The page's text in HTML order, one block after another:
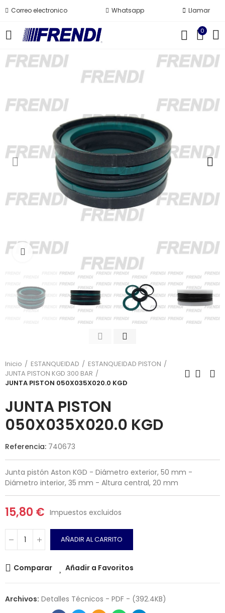
Correo electronico Whatsapp Llamar
0
Click para agrandar
Inicio ESTANQUEIDAD
ESTANQUEIDAD PISTON
JUNTA PISTON KGD 300 BAR
JUNTA PISTON 050X035X020.0 KGD
JUNTA PISTON
050X035X020.0 KGD
Referencia: 740673
Junta pistón Aston KGD - Diámetro exterior, 50 mm -
Diámetro interior, 35 mm - Altura central, 20 mm
15,80 € Impuestos excluidos
AÑADIR AL CARRITO
Comparar Añadir a Favoritos
Archivos: Detalles Técnicos - PDF - (392.4KB)